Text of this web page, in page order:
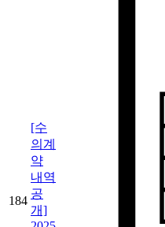
184
[수
의계
약
내역
공
개]